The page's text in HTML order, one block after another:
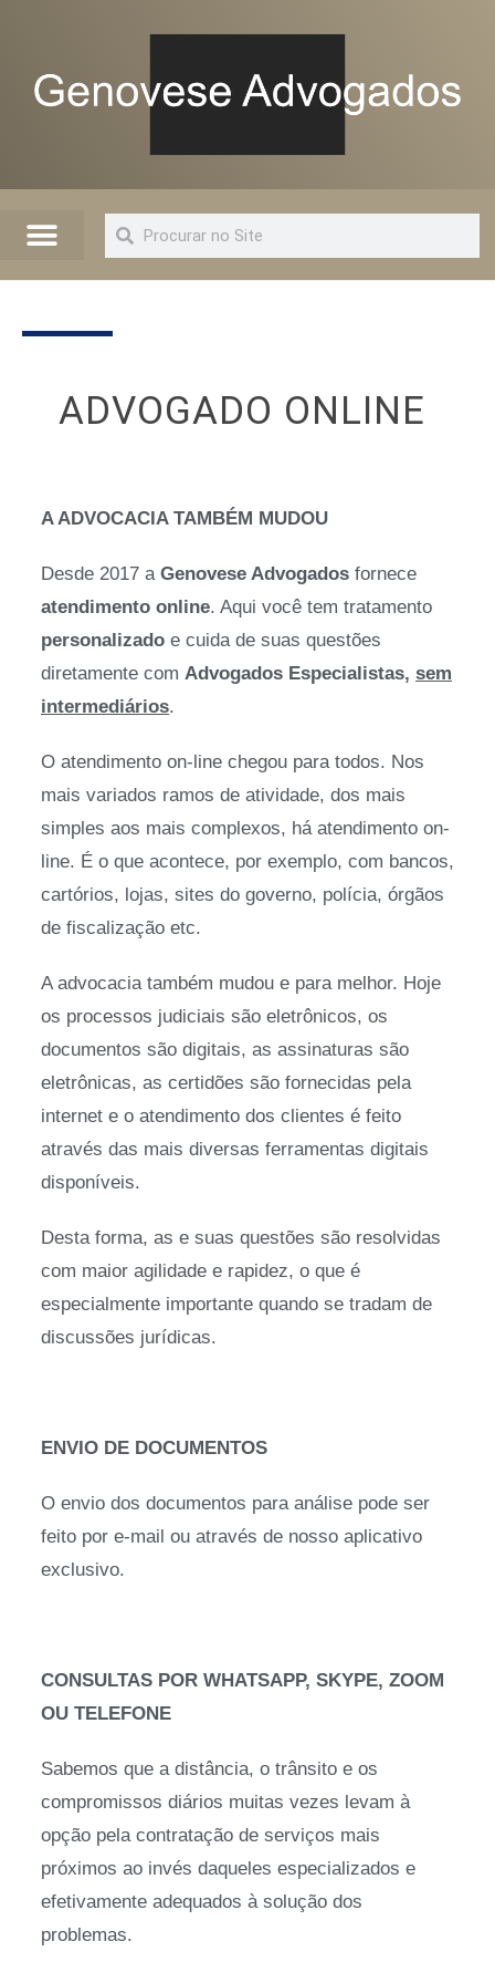
ADVOGADO ONLINE
A ADVOCACIA TAMBÉM MUDOU
Desde 2017 a Genovese Advogados fornece
atendimento online. Aqui você tem tratamento
personalizado e cuida de suas questões
diretamente com Advogados Especialistas, sem
intermediários.
O atendimento on-line chegou para todos. Nos
mais variados ramos de atividade, dos mais
simples aos mais complexos, há atendimento on-
line. É o que acontece, por exemplo, com bancos,
cartórios, lojas, sites do governo, polícia, órgãos
de fiscalização etc.
A advocacia também mudou e para melhor. Hoje
os processos judiciais são eletrônicos, os
documentos são digitais, as assinaturas são
eletrônicas, as certidões são fornecidas pela
internet e o atendimento dos clientes é feito
através das mais diversas ferramentas digitais
disponíveis.
Desta forma, as e suas questões são resolvidas
com maior agilidade e rapidez, o que é
especialmente importante quando se tradam de
discussões jurídicas.
ENVIO DE DOCUMENTOS
O envio dos documentos para análise pode ser
feito por e-mail ou através de nosso aplicativo
exclusivo.
CONSULTAS POR WHATSAPP, SKYPE, ZOOM
OU TELEFONE
Sabemos que a distância, o trânsito e os
compromissos diários muitas vezes levam à
opção pela contratação de serviços mais
próximos ao invés daqueles especializados e
efetivamente adequados à solução dos
problemas.